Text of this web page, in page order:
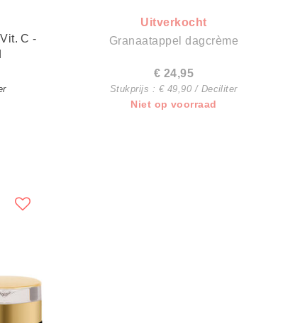
Uitverkocht
Granaatappel dagcrème
€ 24,95
Stukprijs : € 49,90 / Deciliter
Niet op voorraad